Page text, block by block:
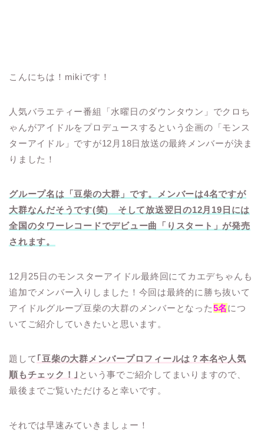
こんにちは！mikiです！
人気バラエティー番組「水曜日のダウンタウン」でクロち
ゃんがアイドルをプロデュースするという企画の「モンス
ターアイドル」ですが12月18日放送の最終メンバーが決ま
りました！
グループ名は「豆柴の大群」です。メンバーは4名ですが
大群なんだそうです(笑) そして放送翌日の12月19日には
全国のタワーレコードでデビュー曲「りスタート」が発売
されます。
12月25日のモンスターアイドル最終回にてカエデちゃんも
追加でメンバー入りしました！今回は最終的に勝ち抜いて
アイドルグループ豆柴の大群のメンバーとなった5名につ
いてご紹介していきたいと思います。
題して ｢豆柴の大群メンバープロフィールは？本名や人気
順もチェック！｣ という事でご紹介してまいりますので、
最後までご覧いただけると幸いです。
それでは早速みていきましょー！